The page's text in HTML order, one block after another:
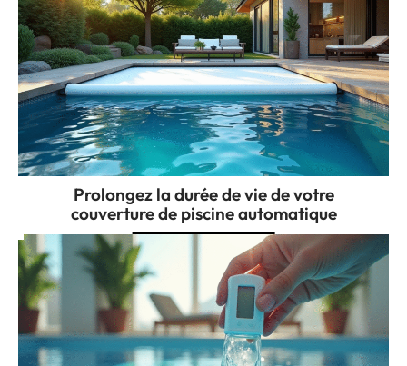
Prolongez la durée de vie de votre
couverture de piscine automatique